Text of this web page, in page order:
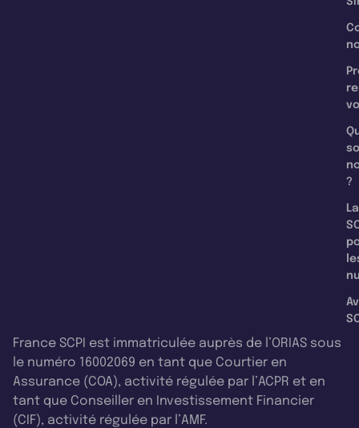
?
La
France SCPI est immatriculée auprès de l’ORIAS sous
le numéro 16002069 en tant que Courtier en
Assurance (COA), activité régulée par l’ACPR et en
tant que Conseiller en Investissement Financier
(CIF), activité régulée par l’AMF.